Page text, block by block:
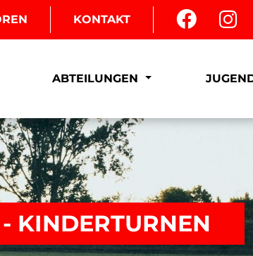
KONTAKT
ABTEILUNGEN
KINDERTURNEN